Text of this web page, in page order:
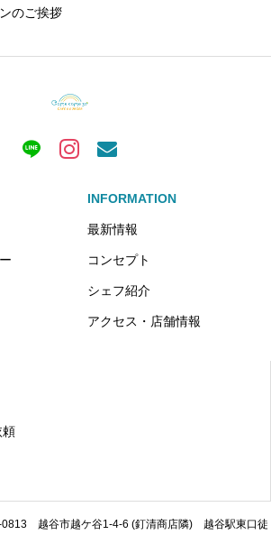
のご挨拶
INFORMATION
最新情報
コンセプト
シェフ紹介
アクセス・店舗情報
頼
越谷市越ケ谷1-4-6 (釘清商店隣) 越谷駅東口徒